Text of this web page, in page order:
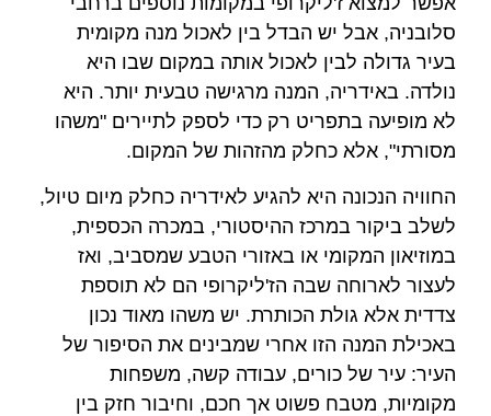
סלובניה, אבל יש הבדל בין לאכול מנה מקומית
בעיר גדולה לבין לאכול אותה במקום שבו היא
נולדה. באידריה, המנה מרגישה טבעית יותר. היא
לא מופיעה בתפריט רק כדי לספק לתיירים "משהו
מסורתי", אלא כחלק מהזהות של המקום.
החוויה הנכונה היא להגיע לאידריה כחלק מיום טיול,
לשלב ביקור במרכז ההיסטורי, במכרה הכספית,
במוזיאון המקומי או באזורי הטבע שמסביב, ואז
לעצור לארוחה שבה הז'ליקרופי הם לא תוספת
צדדית אלא גולת הכותרת. יש משהו מאוד נכון
באכילת המנה הזו אחרי שמבינים את הסיפור של
העיר: עיר של כורים, עבודה קשה, משפחות
מקומיות, מטבח פשוט אך חכם, וחיבור חזק בין